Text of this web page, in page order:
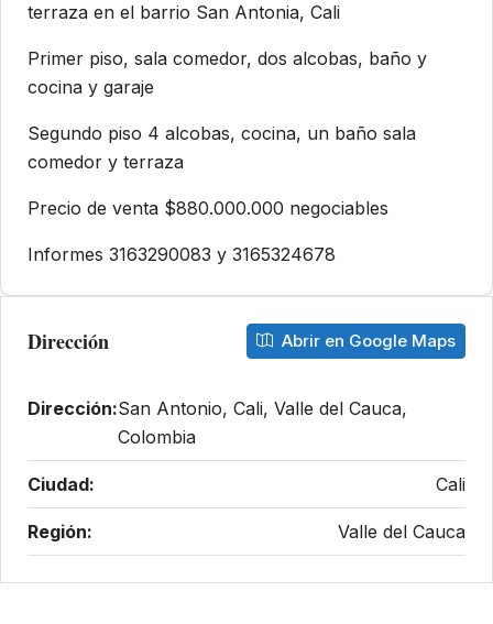
terraza en el barrio San Antonia, Cali
Primer piso, sala comedor, dos alcobas, baño y
cocina y garaje
Segundo piso 4 alcobas, cocina, un baño sala
comedor y terraza
Precio de venta $880.000.000 negociables
Informes 3163290083 y 3165324678
Dirección Abrir en Google Maps
Dirección:San Antonio, Cali, Valle del Cauca,
Colombia
Ciudad: Cali
Región: Valle del Cauca